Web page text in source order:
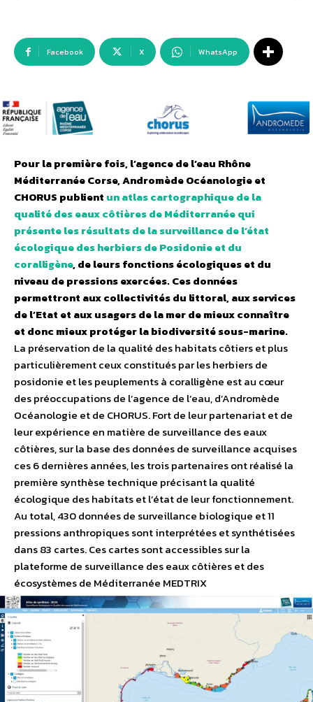
Facebook X WhatsApp
Pour la première fois, l’agence de l’eau Rhône
Méditerranée Corse, Andromède Océanologie et
CHORUS publient un atlas cartographique de la
qualité des eaux côtières de Méditerranée qui
présente les résultats de la surveillance de l’état
écologique des herbiers de Posidonie et du
coralligène, de leurs fonctions écologiques et du
niveau de pressions exercées. Ces données
permettront aux collectivités du littoral, aux services
de l’Etat et aux usagers de la mer de mieux connaître
et donc mieux protéger la biodiversité sous-marine.
La préservation de la qualité des habitats côtiers et plus
particulièrement ceux constitués par les herbiers de
posidonie et les peuplements à coralligène est au cœur
des préoccupations de l’agence de l’eau, d’Andromède
Océanologie et de CHORUS. Fort de leur partenariat et de
leur expérience en matière de surveillance des eaux
côtières, sur la base des données de surveillance acquises
ces 6 dernières années, les trois partenaires ont réalisé la
première synthèse technique précisant la qualité
écologique des habitats et l’état de leur fonctionnement.
Au total, 430 données de surveillance biologique et 11
pressions anthropiques sont interprétées et synthétisées
dans 83 cartes. Ces cartes sont accessibles sur la
plateforme de surveillance des eaux côtières et des
écosystèmes de Méditerranée MEDTRIX